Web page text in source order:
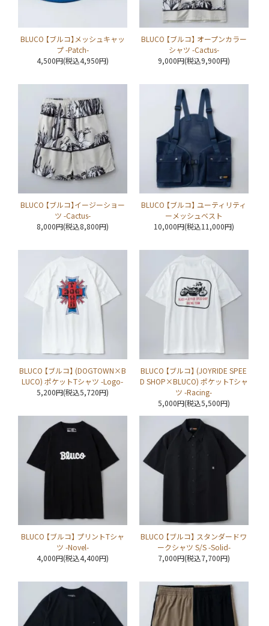
BLUCO 【ブルコ】メッシュキャッ
プ -Patch-
4,500円(税込4,950円)
BLUCO 【ブルコ】 オープンカラー
シャツ -Cactus-
9,000円(税込9,900円)
BLUCO 【ブルコ】イージーショー
ツ -Cactus-
8,000円(税込8,800円)
BLUCO 【ブルコ】 ユーティリティ
ーメッシュベスト
10,000円(税込11,000円)
BLUCO 【ブルコ】 (DOGTOWN×B
LUCO) ポケットTシャツ -Logo-
5,200円(税込5,720円)
BLUCO 【ブルコ】 (JOYRIDE SPEE
D SHOP×BLUCO) ポケットTシャ
ツ -Racing-
5,000円(税込5,500円)
BLUCO 【ブルコ】 プリントTシャ
ツ -Novel-
4,000円(税込4,400円)
BLUCO 【ブルコ】 スタンダードワ
ークシャツ S/S -Solid-
7,000円(税込7,700円)